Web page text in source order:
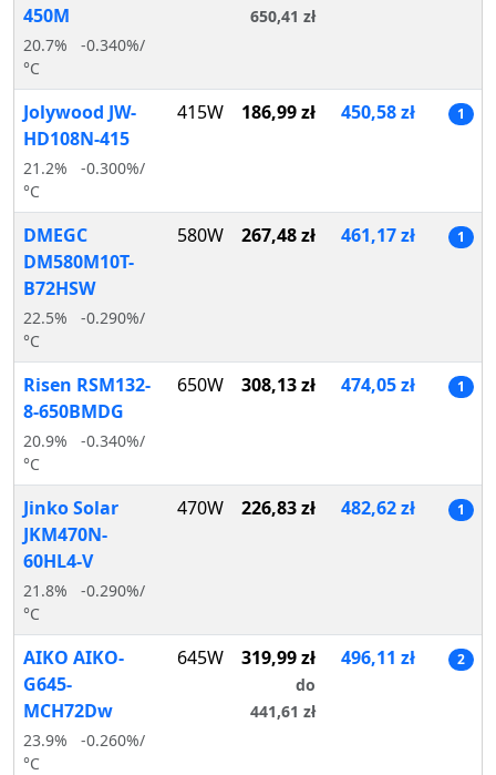
450M
20.7%
-0.340%/
°C
650,41 zł
Jolywood JW-
HD108N-415
21.2%
-0.300%/
°C
415W 186,99 zł 450,58 zł 1
DMEGC
DM580M10T-
B72HSW
22.5%
-0.290%/
°C
580W 267,48 zł 461,17 zł 1
Risen RSM132-
8-650BMDG
20.9%
-0.340%/
°C
650W 308,13 zł 474,05 zł 1
Jinko Solar
JKM470N-
60HL4-V
21.8%
-0.290%/
°C
470W 226,83 zł 482,62 zł 1
AIKO AIKO-
G645-
MCH72Dw
23.9%
-0.260%/
°C
645W 319,99 zł
do
441,61 zł
496,11 zł 2